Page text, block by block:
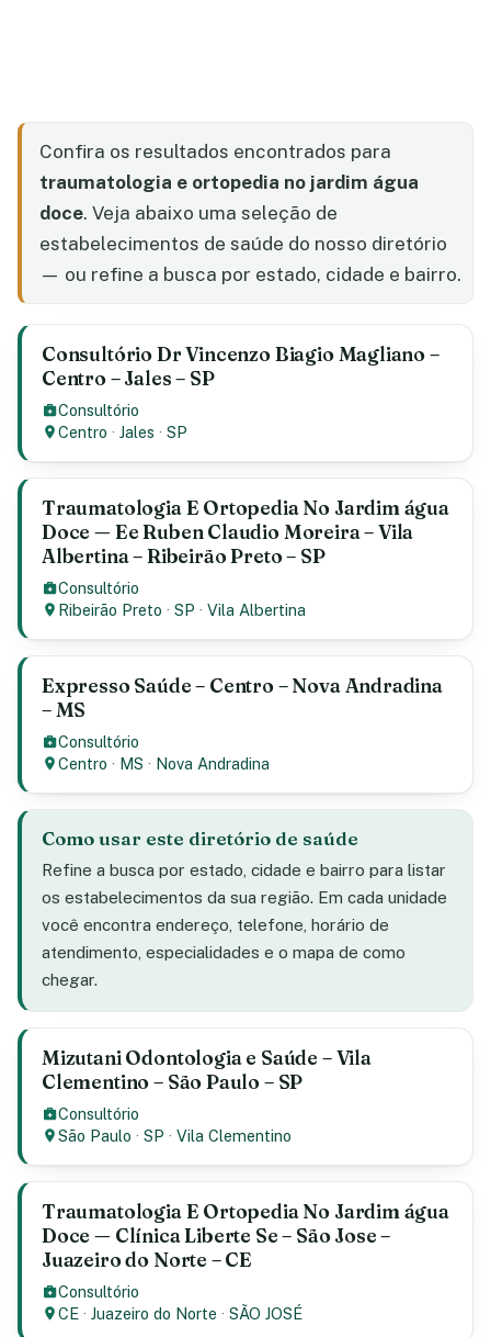
Confira os resultados encontrados para
traumatologia e ortopedia no jardim água
doce. Veja abaixo uma seleção de
estabelecimentos de saúde do nosso diretório
— ou refine a busca por estado, cidade e bairro.
Consultório Dr Vincenzo Biagio Magliano –
Centro – Jales – SP
Consultório
Centro ·Jales ·SP
Traumatologia E Ortopedia No Jardim água
Doce — Ee Ruben Claudio Moreira – Vila
Albertina – Ribeirão Preto – SP
Consultório
Ribeirão Preto ·SP ·Vila Albertina
Expresso Saúde – Centro – Nova Andradina
– MS
Consultório
Centro · MS · Nova Andradina
Como usar este diretório de saúde
Refine a busca por estado, cidade e bairro para listar
os estabelecimentos da sua região. Em cada unidade
você encontra endereço, telefone, horário de
atendimento, especialidades e o mapa de como
chegar.
Mizutani Odontologia e Saúde – Vila
Clementino – São Paulo – SP
Consultório
São Paulo ·SP ·Vila Clementino
Traumatologia E Ortopedia No Jardim água
Doce — Clínica Liberte Se – São Jose –
Juazeiro do Norte – CE
Consultório
CE ·Juazeiro do Norte ·SÃO JOSÉ